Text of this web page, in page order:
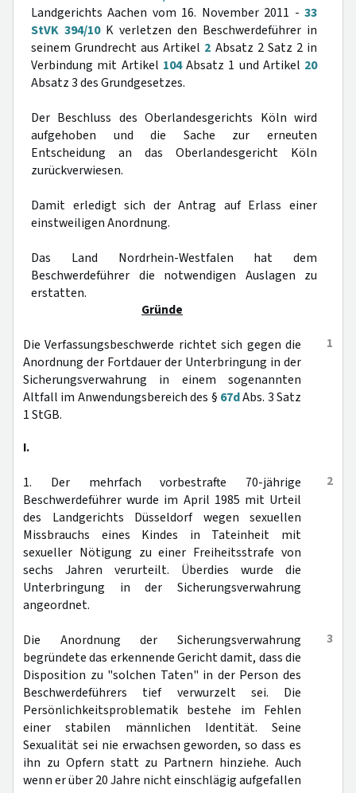
Landgerichts Aachen vom 16. November 2011 - 33
StVK 394/10K verletzen den Beschwerdeführer in
seinem Grundrecht aus Artikel 2 Absatz 2 Satz 2 in
Verbindung mit Artikel 104Absatz 1 und Artikel 20
Absatz 3 des Grundgesetzes.
Der Beschluss des Oberlandesgerichts Köln wird
aufgehoben und die Sache zur erneuten
Entscheidung an das Oberlandesgericht Köln
zurückverwiesen.
Damit erledigt sich der Antrag auf Erlass einer
einstweiligen Anordnung.
Das Land Nordrhein-Westfalen hat dem
Beschwerdeführer die notwendigen Auslagen zu
erstatten.
Gründe
1
Die Verfassungsbeschwerde richtet sich gegen die
Anordnung der Fortdauer der Unterbringung in der
Sicherungsverwahrung in einem sogenannten
Altfall im Anwendungsbereich des § 67dAbs. 3 Satz
1 StGB.
I.
2
1. Der mehrfach vorbestrafte 70-jährige
Beschwerdeführer wurde im April 1985 mit Urteil
des Landgerichts Düsseldorf wegen sexuellen
Missbrauchs eines Kindes in Tateinheit mit
sexueller Nötigung zu einer Freiheitsstrafe von
sechs Jahren verurteilt. Überdies wurde die
Unterbringung in der Sicherungsverwahrung
angeordnet.
3
Die Anordnung der Sicherungsverwahrung
begründete das erkennende Gericht damit, dass die
Disposition zu "solchen Taten" in der Person des
Beschwerdeführers tief verwurzelt sei. Die
Persönlichkeitsproblematik bestehe im Fehlen
einer stabilen männlichen Identität. Seine
Sexualität sei nie erwachsen geworden, so dass es
ihn zu Opfern statt zu Partnern hinziehe. Auch
wenn er über 20 Jahre nicht einschlägig aufgefallen